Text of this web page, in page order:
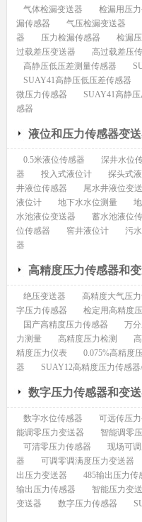
气体检漏变送器 检漏用压
漏传感器
气压检漏变送器
器
压力检漏传感器 检漏
过载差压变送器
高过载差压
高静压低压差测量传感器
SUAY41高静压低压差传感器
微压力传感器
SUAY41高静
感器
液位和压力传感器变
0.5米液位传感器 深井水位
器
投入式液位计 探头式
井液位传感器
尾水井液位变
液位计
地下水水位测量
水池液位变送器
蓄水池液位
位传感器
窖井液位计 污
器
高精度压力传感器和
绝压变送器 高精度大气压
字压力传感器
检定用高精度
国产高精度压力传感器
万
力测量
高精度压力检测
精度压力仪表
0.075%高精度
器
SUAY12高精度压力传感
数字压力传感器和变
数字水位传感器 可远传压
能调零压力变送器
智能调零
可清零压力传感器
现场可
器
可调零调满度压力变送器
出压力变送器
485输出压力传
输出压力传感器
智能压力变
变送器
数字压力传感器